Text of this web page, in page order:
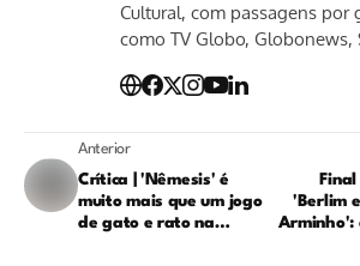
Cultural, com passagens por
como TV Globo, Globonews,
Anterior
Crítica | 'Nêmesis' é
muito mais que um jogo
de gato e rato na
'Berlim
Arminho':